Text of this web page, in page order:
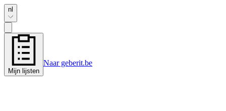
nl
Mijn lijsten
Naar geberit.be